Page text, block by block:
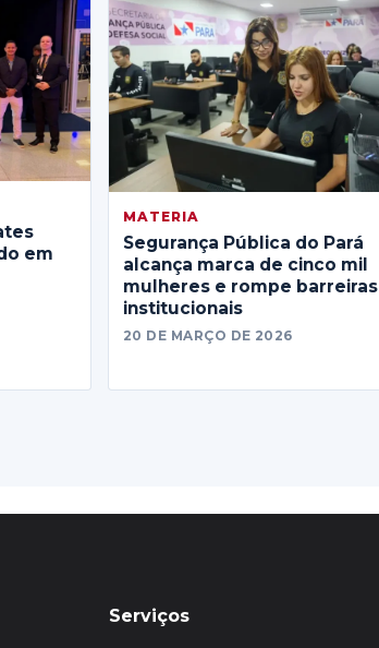
em
MATERIA
Segurança Pública do Pará
alcança marca de cinco mil
mulheres e rompe barreiras
institucionais
20 DE MARÇO DE 2026
Serviços